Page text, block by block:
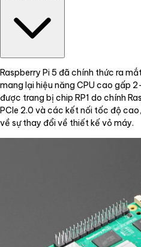
Raspberry Pi 5 đã chính thức ra
mang lại hiệu năng CPU cao gấp
được trang bị chip RP1 do chính
PCIe 2.0 và các kết nối tốc độ
về sự thay đổi về thiết kế vỏ máy.